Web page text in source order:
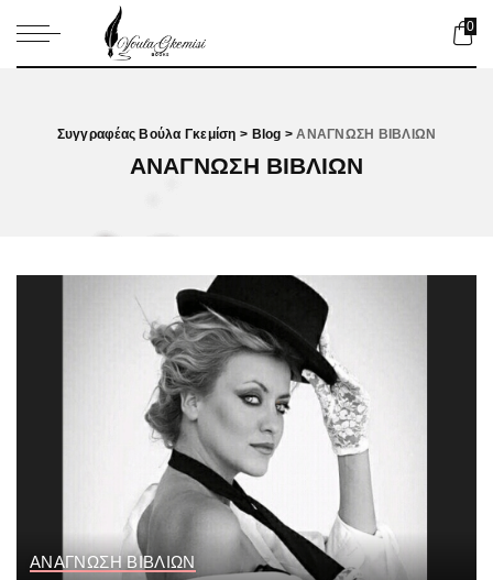
0
Συγγραφέας Βούλα Γκεμίση > Blog >ΑΝΑΓΝΩΣΗ ΒΙΒΛΙΩΝ
ΑΝΑΓΝΩΣΗ ΒΙΒΛΙΩΝ
ΑΝΑΓΝΩΣΗ ΒΙΒΛΙΩΝ